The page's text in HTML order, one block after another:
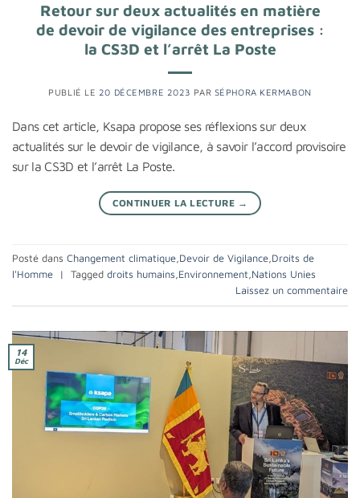
Retour sur deux actualités en matière
de devoir de vigilance des entreprises :
la CS3D et l’arrêt La Poste
PUBLIÉ LE 20 DÉCEMBRE 2023 PAR SÉPHORA KERMABON
Dans cet article, Ksapa propose ses réflexions sur deux
actualités sur le devoir de vigilance, à savoir l’accord provisoire
sur la CS3D et l’arrêt La Poste.
CONTINUER LA LECTURE →
Posté dans Changement climatique Devoir de Vigilance Droits de
l'Homme
| Tagged droits humains Environnement Nations Unies
Laissez un commentaire
14
Déc